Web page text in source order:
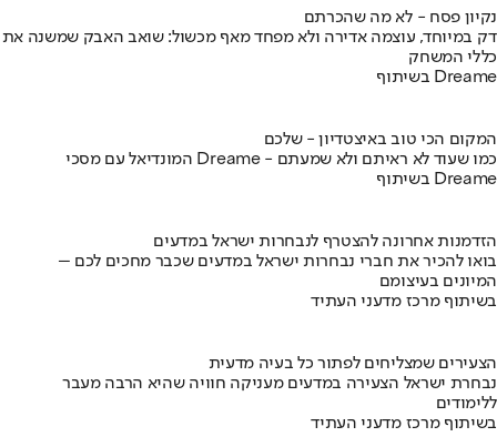
נקיון פסח - לא מה שהכרתם
דק במיוחד, עוצמה אדירה ולא מפחד מאף מכשול: שואב האבק שמשנה את
כללי המשחק
בשיתוף Dreame
המקום הכי טוב באיצטדיון - שלכם
המונדיאל עם מסכי Dreame - כמו שעוד לא ראיתם ולא שמעתם
בשיתוף Dreame
הזדמנות אחרונה להצטרף לנבחרות ישראל במדעים
בואו להכיר את חברי נבחרות ישראל במדעים שכבר מחכים לכם –
המיונים בעיצומם
בשיתוף מרכז מדעני העתיד
הצעירים שמצליחים לפתור כל בעיה מדעית
נבחרת ישראל הצעירה במדעים מעניקה חוויה שהיא הרבה מעבר
ללימודים
בשיתוף מרכז מדעני העתיד